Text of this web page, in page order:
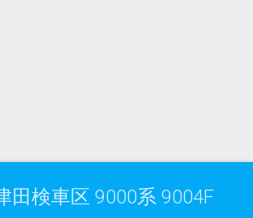
田検車区 9000系 9004F